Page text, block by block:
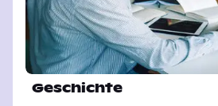
Geschichte